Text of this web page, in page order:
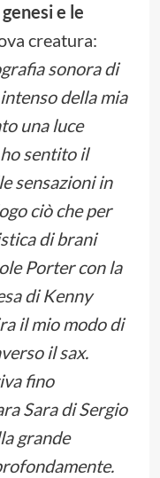
e le
creatura:
sonora di
della mia
una luce
sentito il
sensazioni in
ciò che per
di brani
Porter con la
di Kenny
il mio modo di
il sax.
fino
Sara di Sergio
grande